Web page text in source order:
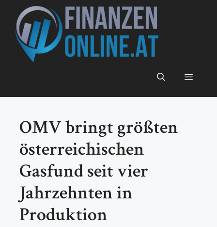
Inhalt
springen
Menü
OMV bringt größten
österreichischen
Gasfund seit vier
Jahrzehnten in
Produktion